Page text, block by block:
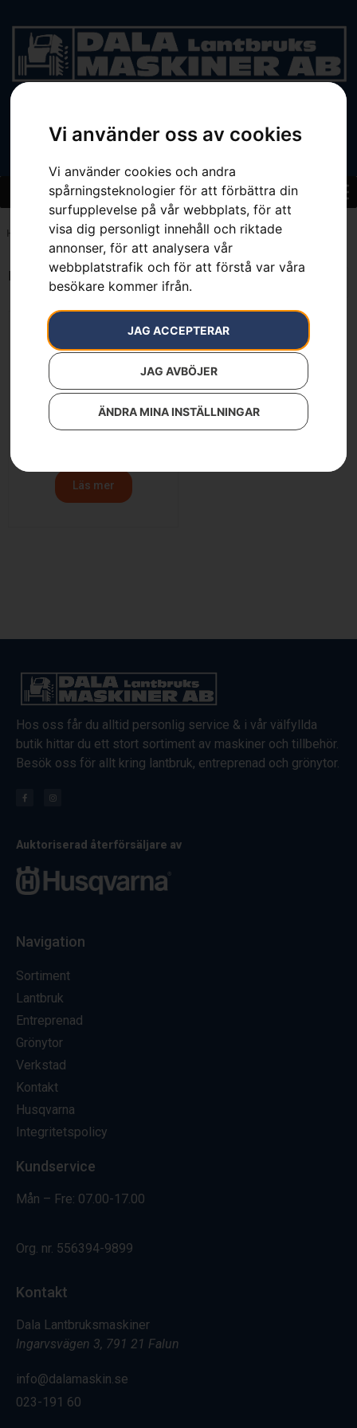
Vi använder oss av cookies
Vi använder cookies och andra
spårningsteknologier för att förbättra din
surfupplevelse på vår webbplats, för att
visa dig personligt innehåll och riktade
annonser, för att analysera vår
webbplatstrafik och för att förstå var våra
besökare kommer ifrån.
JAG ACCEPTERAR
JAG AVBÖJER
ÄNDRA MINA INSTÄLLNINGAR
BEGAGNAT
Hem 15 N
Endast ett sökresultat
Husqvarna 525BX
Läs mer
Hos oss får du alltid personlig service & i vår välfyllda
butik hittar du ett stort sortiment av maskiner och tillbehör.
Besök oss för allt kring lantbruk, entreprenad och grönytor.
Auktoriserad återförsäljare av
Navigation
Sortiment
Lantbruk
Entreprenad
Grönytor
Verkstad
Kontakt
Husqvarna
Integritetspolicy
Kundservice
Mån – Fre: 07.00-17.00
Org. nr. 556394-9899
Kontakt
Dala Lantbruksmaskiner
Ingarvsvägen 3, 791 21 Falun
info@dalamaskin.se
023-191 60